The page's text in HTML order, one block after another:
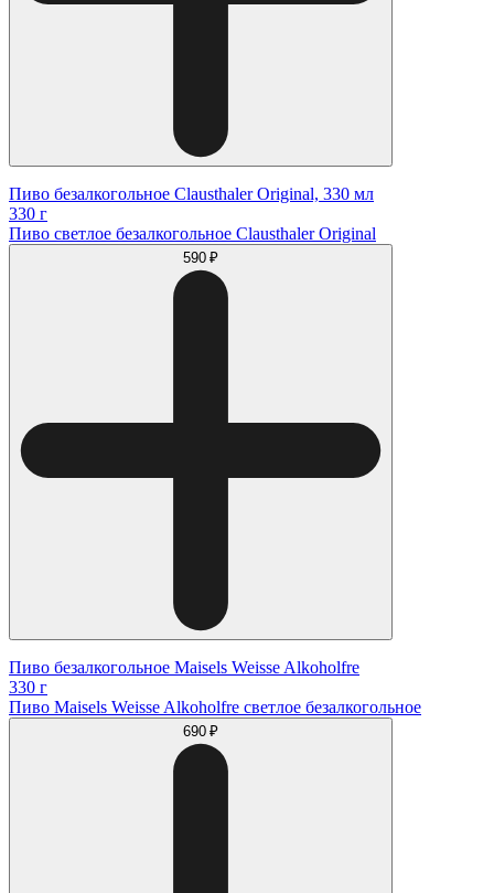
Пиво безалкогольное Clausthaler Original, 330 мл
330 г
Пиво светлое безалкогольное Clausthaler Original
590 ₽
Пиво безалкогольное Maisels Weisse Alkoholfre
330 г
Пиво Maisels Weisse Alkoholfre светлое безалкогольное
690 ₽